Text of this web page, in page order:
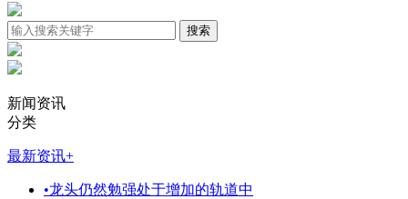
新闻资讯
分类
最新资讯+
•龙头仍然勉强处于增加的轨道中